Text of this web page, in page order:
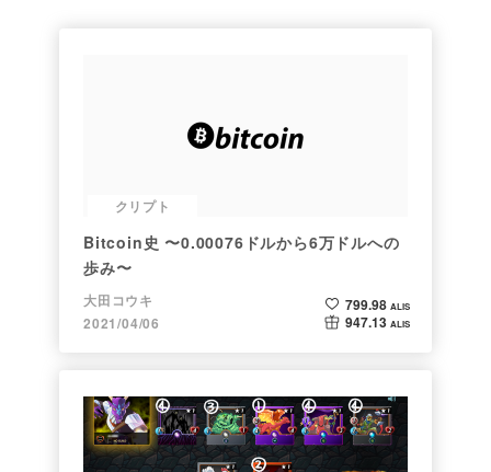
クリプト
Bitcoin史 〜0.00076ドルから6万ドルへの
歩み〜
大田コウキ
2021/04/06
799.98 ALIS
947.13 ALIS